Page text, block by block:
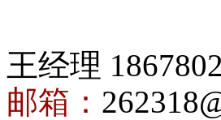
王经理
邮箱：